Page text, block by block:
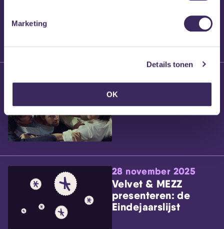
Marketing
Details tonen
OK
Brennt Vanneste
Willem’s Blog: Ão
28 november 2025
Velvet & MEZZ
presenteren: de
Eindejaarslijst